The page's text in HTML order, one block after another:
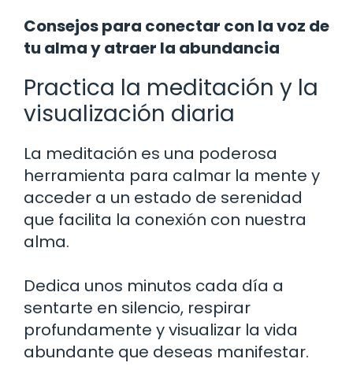
Consejos para conectar con la voz de
tu alma y atraer la abundancia
Practica la meditación y la
visualización diaria
La meditación es una poderosa
herramienta para calmar la mente y
acceder a un estado de serenidad
que facilita la conexión con nuestra
alma.
Dedica unos minutos cada día a
sentarte en silencio, respirar
profundamente y visualizar la vida
abundante que deseas manifestar.